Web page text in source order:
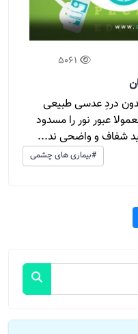
5061
دردِ عدسی طبیعی
عبور نور را مسدود
شفاف و واضحی ند...
#بیماری های چشمی